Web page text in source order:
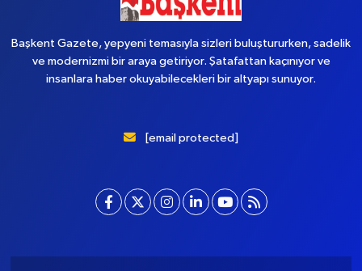
Başkent Gazete, yepyeni temasıyla sizleri buluştururken, sadelik
ve modernizmi bir araya getiriyor. Şatafattan kaçınıyor ve
insanlara haber okuyabilecekleri bir altyapı sunuyor.
[email protected]